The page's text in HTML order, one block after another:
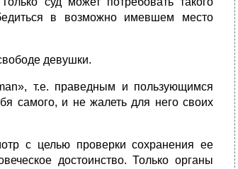
в возможно имевшем место
девушки.
т.е. праведным и пользующимся
самого, и не жалеть для него своих
с целью проверки сохранения ее
достоинство. Только органы